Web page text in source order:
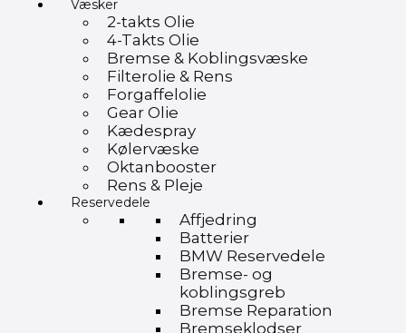
Væsker
2-takts Olie
4-Takts Olie
Bremse & Koblingsvæske
Filterolie & Rens
Forgaffelolie
Gear Olie
Kædespray
Kølervæske
Oktanbooster
Rens & Pleje
Reservedele
Affjedring
Batterier
BMW Reservedele
Bremse- og
koblingsgreb
Bremse Reparation
Bremseklodser